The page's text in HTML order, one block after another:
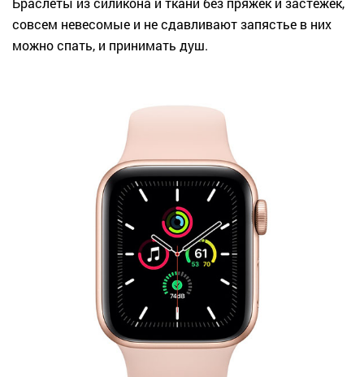
совсем невесомые и не сдавливают запястье в них
можно спать, и принимать душ.